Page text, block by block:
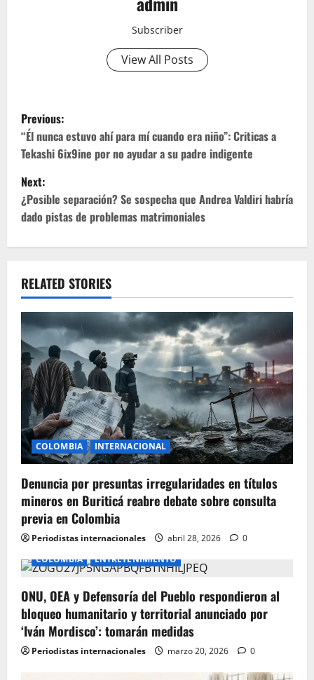
Subscriber
View All Posts
P
o
s
t
n
v
i
g
a
t
i
o
n
Previous:
“Él nunca estuvo ahí para mí cuando era niño”: Criticas a
Tekashi 6ix9ine por no ayudar a su padre indigente
Next:
¿Posible separación? Se sospecha que Andrea Valdiri habría
dado pistas de problemas matrimoniales
RELATED STORIES
COLOMBIA INTERNACIONAL
Denuncia por presuntas irregularidades en títulos
mineros en Buriticá reabre debate sobre consulta
previa en Colombia
Periodistas internacionales abril 28, 2026
0
COLOMBIA
ENTRETENIMIENTO
ONU, OEA y Defensoría del Pueblo respondieron al
bloqueo humanitario y territorial anunciado por
‘Iván Mordisco’: tomarán medidas
Periodistas internacionales marzo 20, 2026 0